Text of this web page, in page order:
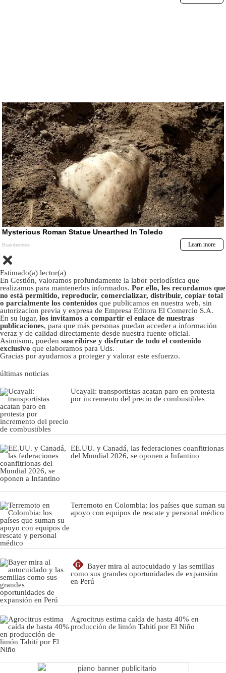
Estimado(a) lector(a)
En Gestión, valoramos profundamente la labor periodística que
realizamos para mantenerlos informados. Por ello, les recordamos que
no está permitido, reproducir, comercializar, distribuir, copiar total
o parcialmente los contenidos que publicamos en nuestra web, sin
autorizacion previa y expresa de Empresa Editora El Comercio S.A.
En su lugar, los invitamos a compartir el enlace de nuestras
publicaciones, para que más personas puedan acceder a información
veraz y de calidad directamente desde nuestra fuente oficial.
Asimismo, pueden suscribirse y disfrutar de todo el contenido
exclusivo que elaboramos para Uds.
Gracias por ayudarnos a proteger y valorar este esfuerzo.
últimas noticias
Ucayali: transportistas acatan paro en protesta
por incremento del precio de combustibles
EE.UU. y Canadá, las federaciones coanfitrionas
del Mundial 2026, se oponen a Infantino
Terremoto en Colombia: los países que suman su
apoyo con equipos de rescate y personal médico
G
Bayer mira al autocuidado y las semillas
como sus grandes oportunidades de expansión
en Perú
Agrocitrus estima caída de hasta 40% en
producción de limón Tahití por El Niño